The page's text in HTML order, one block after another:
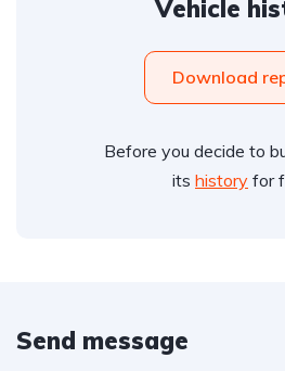
Vehicle
Download
Before you decide to
its history for
Send message